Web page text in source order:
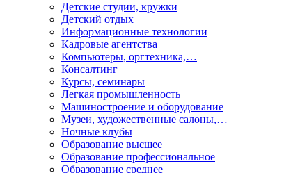
Детские студии, кружки
Детский отдых
Информационные технологии
Кадровые агентства
Компьютеры, оргтехника,…
Консалтинг
Курсы, семинары
Легкая промышленность
Машиностроение и оборудование
Музеи, художественные салоны,…
Ночные клубы
Образование высшее
Образование профессиональное
Образование среднее